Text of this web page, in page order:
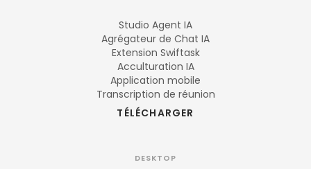
Studio Agent IA
Agrégateur de Chat IA
Extension Swiftask
Acculturation IA
Application mobile
Transcription de réunion
TÉLÉCHARGER
DESKTOP